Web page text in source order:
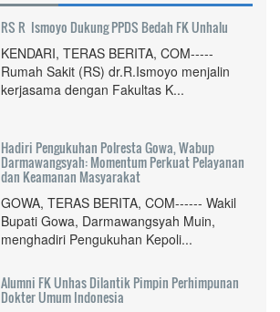
RS R Ismoyo Dukung PPDS Bedah FK Unhalu
KENDARI, TERAS BERITA, COM-----
Rumah Sakit (RS) dr.R.Ismoyo menjalin
kerjasama dengan Fakultas K...
Hadiri Pengukuhan Polresta Gowa, Wabup
Darmawangsyah: Momentum Perkuat Pelayanan
dan Keamanan Masyarakat
GOWA, TERAS BERITA, COM------ Wakil
Bupati Gowa, Darmawangsyah Muin,
menghadiri Pengukuhan Kepoli...
Alumni FK Unhas Dilantik Pimpin Perhimpunan
Dokter Umum Indonesia